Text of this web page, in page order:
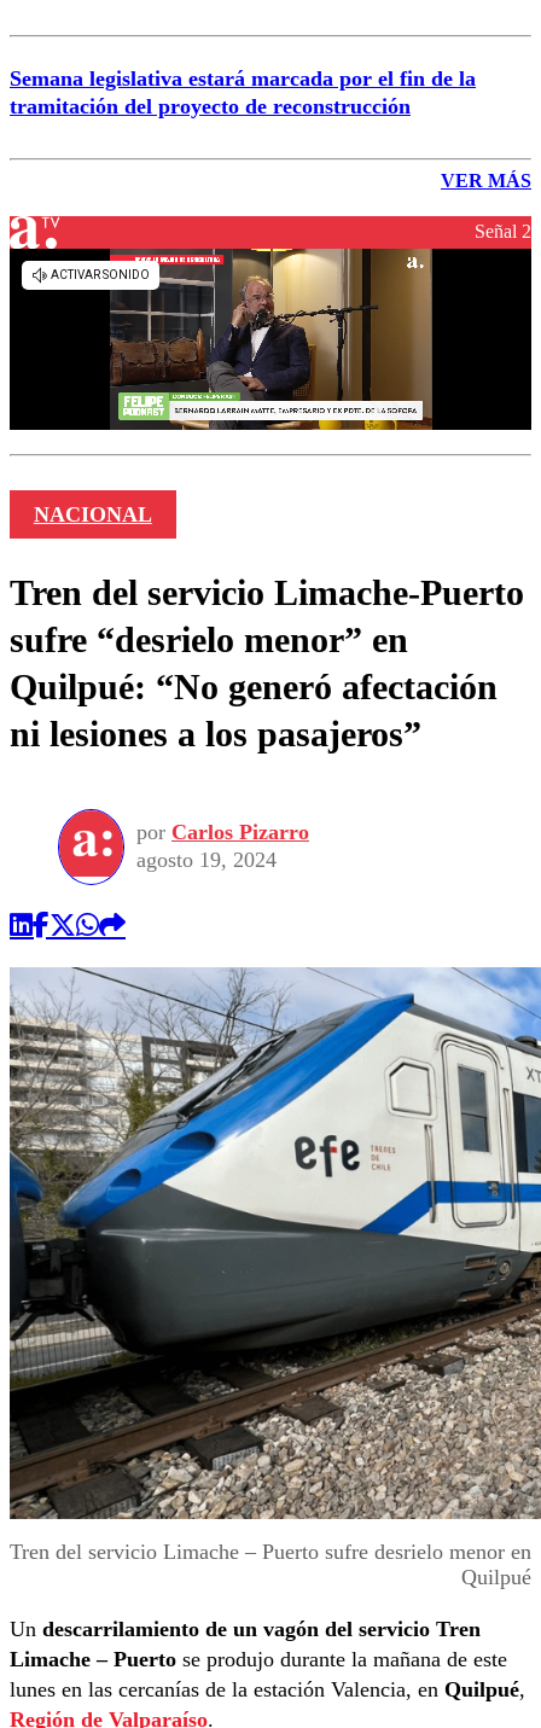
Semana legislativa estará marcada por el fin de la
tramitación del proyecto de reconstrucción
VER MÁS
Señal 2
NACIONAL
Tren del servicio Limache-Puerto
sufre “desrielo menor” en
Quilpué: “No generó afectación
ni lesiones a los pasajeros”
por Carlos Pizarro
agosto 19, 2024
Tren del servicio Limache – Puerto sufre desrielo menor en
Quilpué
Un descarrilamiento de un vagón del servicio Tren
Limache – Puerto se produjo durante la mañana de este
lunes en las cercanías de la estación Valencia, en Quilpué,
Región de Valparaíso.